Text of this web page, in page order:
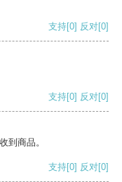
支持[0] 反对[0]
支持[0] 反对[0]
到商品。
支持[0] 反对[0]